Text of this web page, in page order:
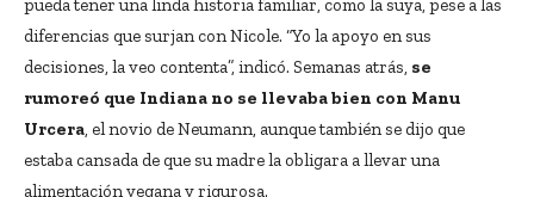
diferencias que surjan con Nicole. “Yo la apoyo en sus
decisiones, la veo contenta”, indicó. Semanas atrás, se
rumoreó que Indiana no se llevaba bien con Manu
Urcera , el novio de Neumann, aunque también se dijo que
estaba cansada de que su madre la obligara a llevar una
alimentación vegana y rigurosa.